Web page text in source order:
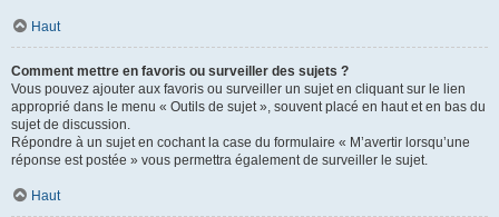
Haut
Comment mettre en favoris ou surveiller des sujets ?
Vous pouvez ajouter aux favoris ou surveiller un sujet en cliquant sur le lien
approprié dans le menu « Outils de sujet », souvent placé en haut et en bas du
sujet de discussion.
Répondre à un sujet en cochant la case du formulaire « M’avertir lorsqu’une
réponse est postée » vous permettra également de surveiller le sujet.
Haut